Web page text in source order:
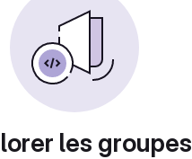
les groupes